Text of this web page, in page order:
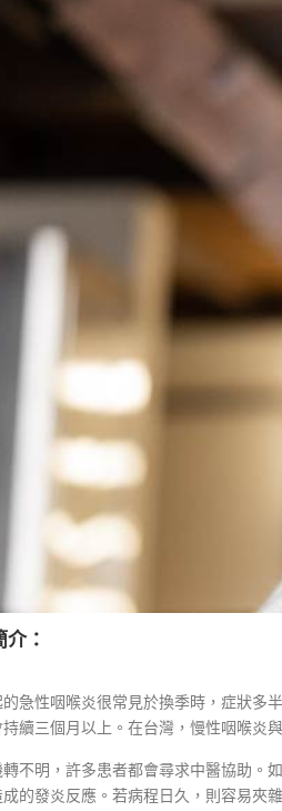
：
急性咽喉炎很常見於換季時，症狀多
續三個月以上。在台灣，慢性咽喉炎
不明，許多患者都會尋求中醫協助。
成的發炎反應。若病程日久，則容易